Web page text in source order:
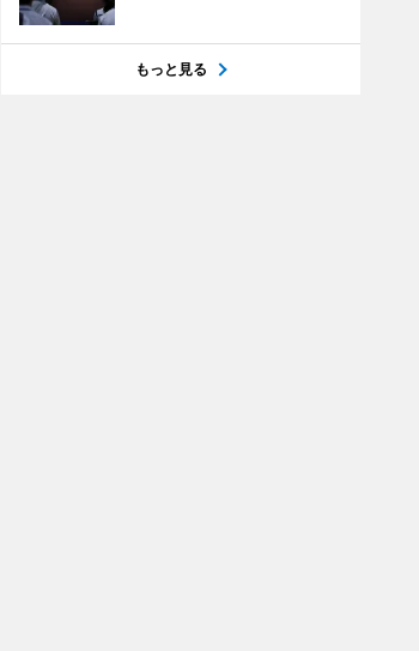
もっと見る